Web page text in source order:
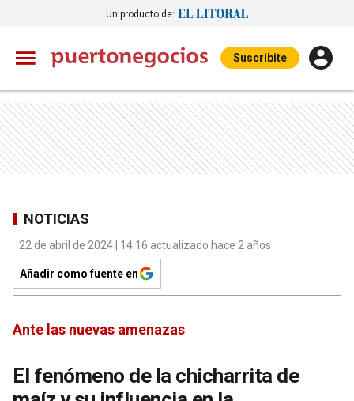
Un producto de:
Suscribite
NOTICIAS
22 de abril de 2024 | 14:16 actualizado hace 2 años
Añadir como fuente en
Ante las nuevas amenazas
El fenómeno de la chicharrita de